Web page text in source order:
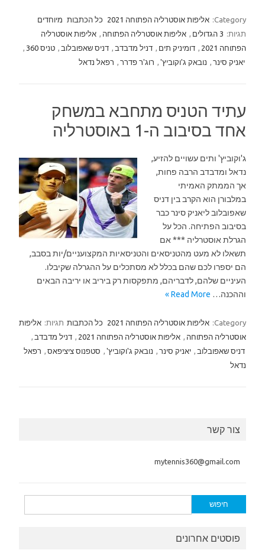
Category: אליפות אוסטרליה הפתוחה 2021 כל הכתבות מיוחדים
תגיות: 3 הגדולים אליפות אוסטרליה הפתוחה
אליפות אוסטרליה
הפתוחה 2021
דומיניק תים דניל מדבדב דניס שאפובלוב טניס 360
יאניק סינר
נובאק ג'וקוביץ' רוג'ר פדרר רפאל נדאל
עתיד הטניס מתחבא במשחק
אחד בסיבוב ה-1 באוסטרליה
ג'וקוביץ' ותים עשויים להזיע,
נדאל ומדבדב הרבה פחות,
אך הממתק האמיתי
במלבורן הוא הקרב בין דניס
שאפובלוב ליאניק סינר כבר
בסיבוב הפתיחה. הכל על
הגרלת אוסטרליה *** אם
תשאלו לא מעט מהטניסאים והטניסאיות המקצועניים/יות בסבב,
הם יספרו לכם שהם בכלל לא מסתכלים על ההגרלה שקיבלו.
העיניים שלהם, לדבריהם, מתפקסות רק ביריב או יריבה הבאים
וההכנה… Read More »
Category: אליפות אוסטרליה הפתוחה 2021 כל הכתבות תגיות: אליפות
אוסטרליה הפתוחה
אליפות אוסטרליה הפתוחה 2021 דניל מדבדב
דניס שאפובלוב
יאניק סינר נובאק ג'וקוביץ' סטפנוס ציציפאס
רפאל
נדאל
צור קשר
mytennis360@gmail.com
חיפוש:
פוסטים אחרונים